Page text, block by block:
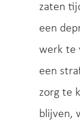
zaten
een
werk te
een
zorg te
blijven,